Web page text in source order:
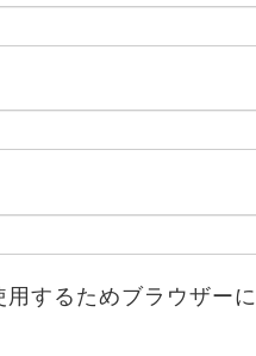
するためブラウザー